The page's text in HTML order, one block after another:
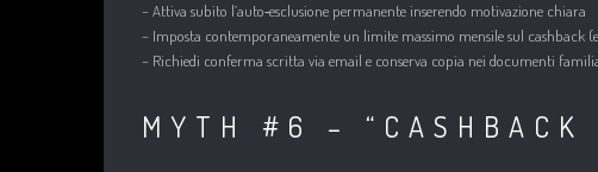
– Attiva subito l’auto‑esclusione permanente inserendo motivazione chiara
– Imposta contemporaneamente un limite massimo mensile sul cashback
– Richiedi conferma scritta via email e conserva copia nei documenti
MYTH #6 – “CASHBACK